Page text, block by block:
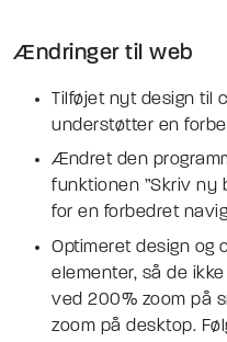
Ændringer til web
Tilføjet nyt design til
understøtter en
Ændret den
funktionen ”Skriv ny
for en forbedret
Optimeret design og
elementer, så de
ved 200% zoom på
zoom på desktop.